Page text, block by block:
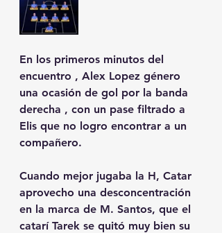
En los primeros minutos del
encuentro , Alex Lopez género
una ocasión de gol por la banda
derecha , con un pase filtrado a
Elis que no logro encontrar a un
compañero.
Cuando mejor jugaba la H, Catar
aprovecho una desconcentración
en la marca de M. Santos, que el
catarí Tarek se quitó muy bien su